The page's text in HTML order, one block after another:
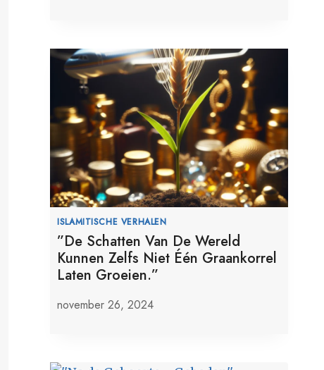
ISLAMITISCHE VERHALEN
”De Schatten Van De Wereld
Kunnen Zelfs Niet Één Graankorrel
Laten Groeien.”
november 26, 2024